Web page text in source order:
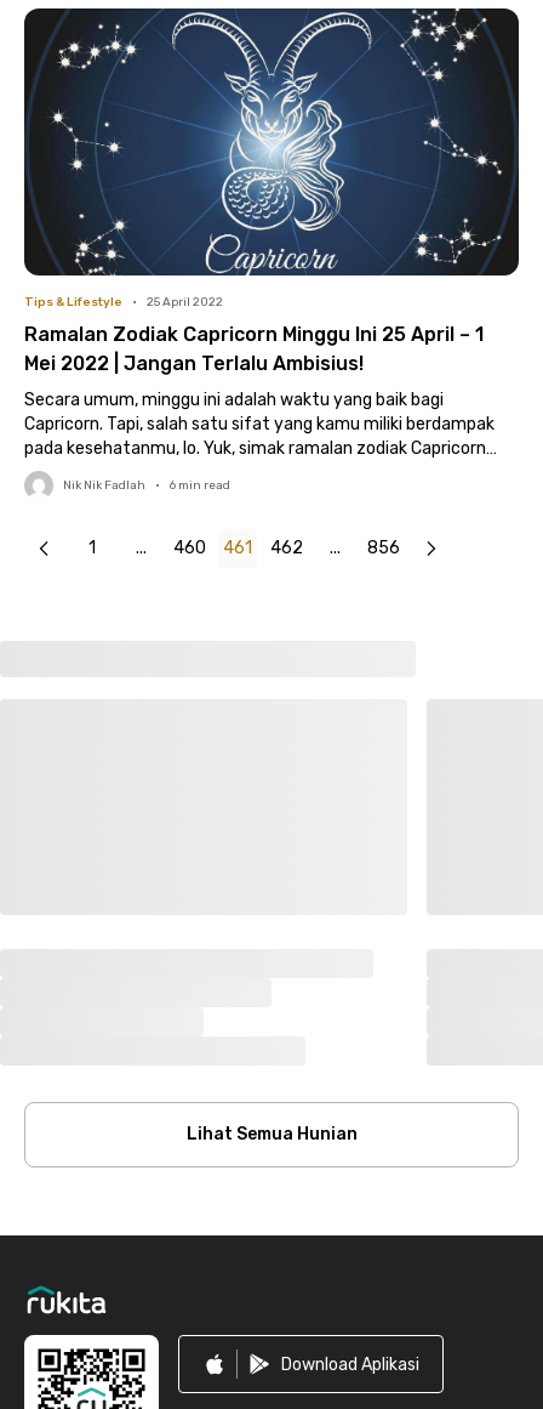
Tips & Lifestyle • 25 April 2022
Ramalan Zodiak Capricorn Minggu Ini 25 April – 1
Mei 2022 | Jangan Terlalu Ambisius!
Secara umum, minggu ini adalah waktu yang baik bagi
Capricorn. Tapi, salah satu sifat yang kamu miliki berdampak
pada kesehatanmu, lo. Yuk, simak ramalan zodiak Capricorn
selengkapnya di sini!
Nik Nik Fadlah • 6 min read
1 ... 460 461 462 ... 856
Lihat Semua Hunian
Download Aplikasi